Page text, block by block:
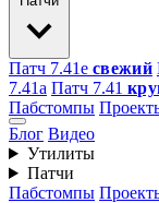
Патч 7.41e свежий
7.41а Патч 7.41
Пабстомпы
Блог Видео
Утилиты
Патчи
Пабстомпы